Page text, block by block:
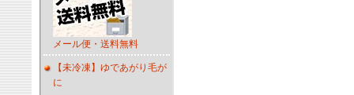
メール便・送料無料
【未冷凍】ゆであがり毛が
に